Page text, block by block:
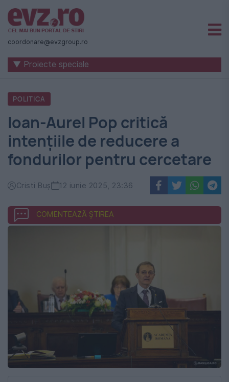
Știri
naționale
internaționale
România
Evenimentul
Zilei
coordonare@evzgroup.ro
▼ Proiecte speciale
POLITICA
Ioan-Aurel Pop critică
intențiile de reducere a
fondurilor pentru cercetare
Cristi Buș 12 iunie 2025, 23:36
COMENTEAZĂ ȘTIREA